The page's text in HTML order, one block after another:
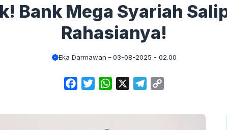
Bank Mega Syariah
Rahasianya!
Eka Darmawan 03-08-2025 - 02.00
FacebookTwitterWhatsApp Telegram